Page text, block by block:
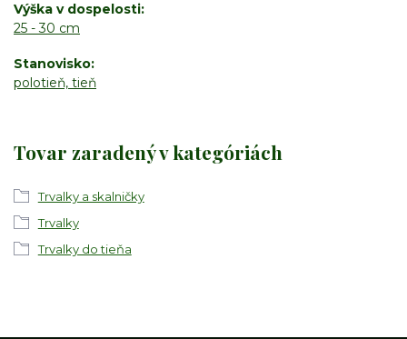
Výška v dospelosti
25 - 30 cm
Stanovisko
polotieň, tieň
Tovar zaradený v kategóriách
Trvalky a skalničky
Trvalky
Trvalky do tieňa